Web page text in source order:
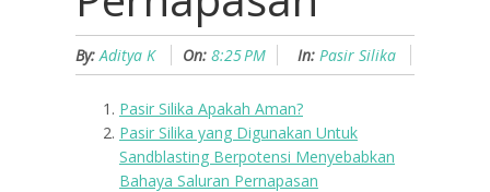
By: Aditya K On: 8:25 PM In: Pasir Silika
Pasir Silika Apakah Aman?
Pasir Silika yang Digunakan Untuk
Sandblasting Berpotensi Menyebabkan
Bahaya Saluran Pernapasan